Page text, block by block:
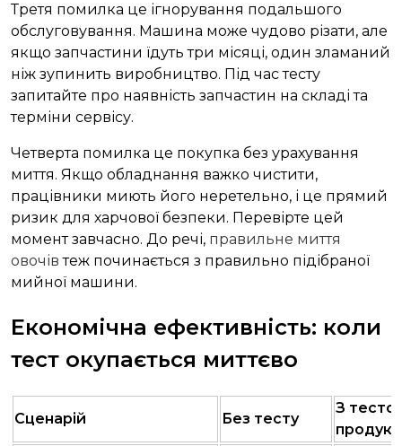
Третя помилка це ігнорування подальшого
обслуговування. Машина може чудово різати, але
якщо запчастини їдуть три місяці, один зламаний
ніж зупинить виробництво. Під час тесту
запитайте про наявність запчастин на складі та
терміни сервісу.
Четверта помилка це покупка без урахування
миття. Якщо обладнання важко чистити,
працівники миють його неретельно, і це прямий
ризик для харчової безпеки. Перевірте цей
момент завчасно. До речі, правильне миття
овочів теж починається з правильно підібраної
мийної машини.
Економічна ефективність: коли
тест окупається миттєво
Сценарій Без тесту
З